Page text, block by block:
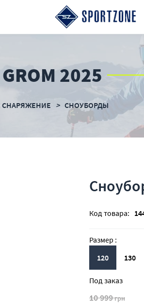
2025
СНАРЯЖЕНИЕ СНОУБОРДЫ
Код товара:
Размер :
120
130
Под заказ
10 999грн